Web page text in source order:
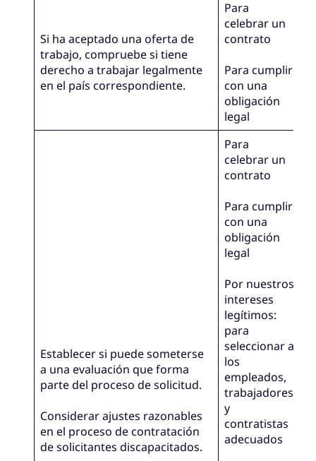
Si ha aceptado una oferta de
trabajo, compruebe si tiene
derecho a trabajar legalmente
en el país correspondiente.
Para
celebrar un
contrato
Para cumplir
con una
obligación
legal
Establecer si puede someterse
a una evaluación que forma
parte del proceso de solicitud.
Considerar ajustes razonables
en el proceso de contratación
de solicitantes discapacitados.
Para
celebrar un
contrato
Para cumplir
con una
obligación
legal
Por nuestros
intereses
legítimos:
para
seleccionar a
los
empleados,
trabajadores
y
contratistas
adecuados